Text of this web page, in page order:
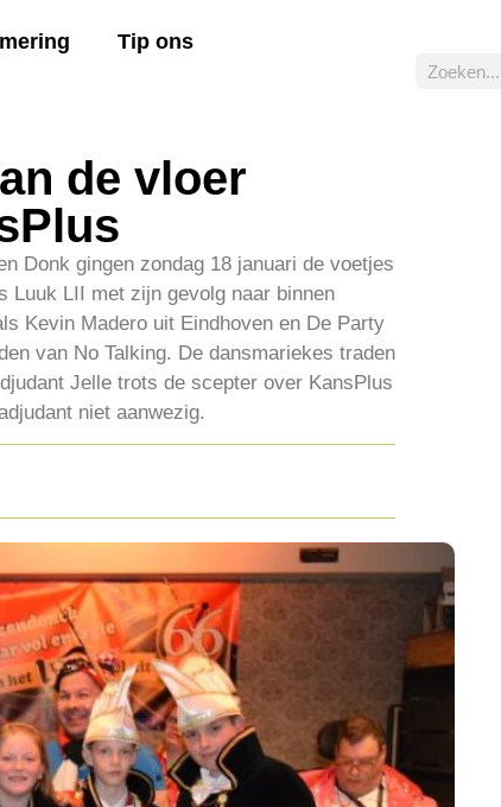
Tip ons
de vloer
Donk gingen zondag 18 januari de voetjes
Luuk LII met zijn gevolg naar binnen
Kevin Madero uit Eindhoven en De Party
van No Talking. De dansmariekes traden
Jelle trots de scepter over KansPlus
niet aanwezig.